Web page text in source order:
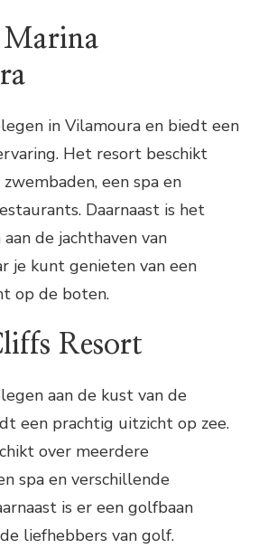
in Vilamoura en biedt een
Het resort beschikt
een spa en
Daarnaast is het
de jachthaven van
je kunt genieten van een
op de boten.
Resort
aan de kust van de
een prachtig uitzicht op zee.
over meerdere
spa en verschillende
is er een golfbaan
liefhebbers van golf.